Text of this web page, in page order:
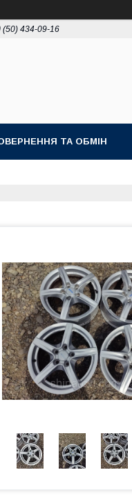
(50) 434-09-16
ТА ОБМІН